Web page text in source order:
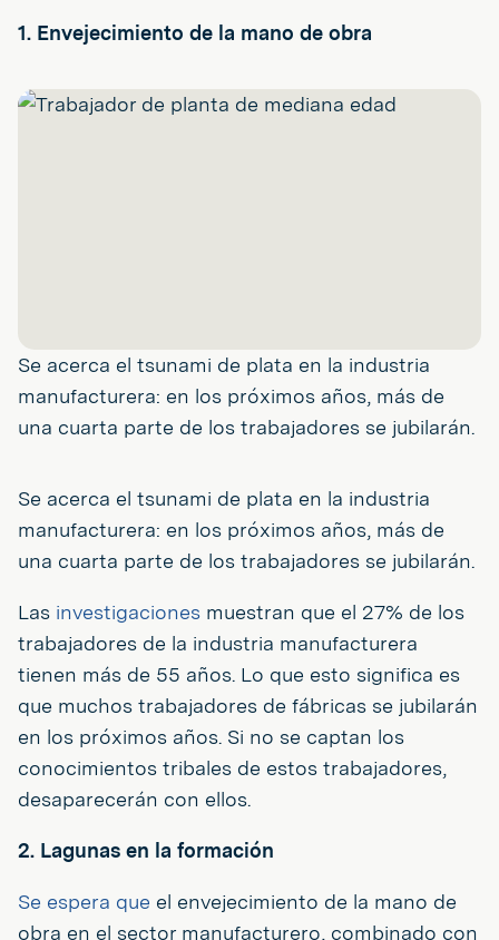
1. Envejecimiento de la mano de obra
Se acerca el tsunami de plata en la industria
manufacturera: en los próximos años, más de
una cuarta parte de los trabajadores se jubilarán.
Se acerca el tsunami de plata en la industria
manufacturera: en los próximos años, más de
una cuarta parte de los trabajadores se jubilarán.
Las investigaciones muestran que el 27% de los
trabajadores de la industria manufacturera
tienen más de 55 años. Lo que esto significa es
que muchos trabajadores de fábricas se jubilarán
en los próximos años. Si no se captan los
conocimientos tribales de estos trabajadores,
desaparecerán con ellos.
2. Lagunas en la formación
Se espera que el envejecimiento de la mano de
obra en el sector manufacturero, combinado con